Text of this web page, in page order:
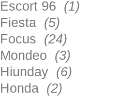
Escort 96 (1)
Fiesta (5)
Focus (24)
Mondeo (3)
Hiunday (6)
Honda (2)